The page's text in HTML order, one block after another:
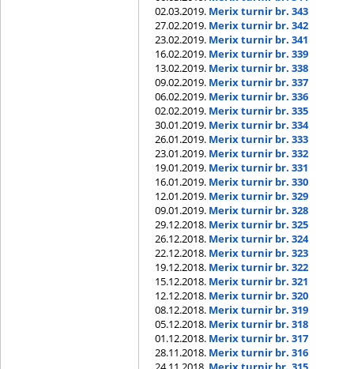
02.03.2019. Merix turnir br. 343
27.02.2019. Merix turnir br. 342
23.02.2019. Merix turnir br. 341
16.02.2019. Merix turnir br. 339
13.02.2019. Merix turnir br. 338
09.02.2019. Merix turnir br. 337
06.02.2019. Merix turnir br. 336
02.02.2019. Merix turnir br. 335
30.01.2019. Merix turnir br. 334
26.01.2019. Merix turnir br. 333
23.01.2019. Merix turnir br. 332
19.01.2019. Merix turnir br. 331
16.01.2019. Merix turnir br. 330
12.01.2019. Merix turnir br. 329
09.01.2019. Merix turnir br. 328
29.12.2018. Merix turnir br. 325
26.12.2018. Merix turnir br. 324
22.12.2018. Merix turnir br. 323
19.12.2018. Merix turnir br. 322
15.12.2018. Merix turnir br. 321
12.12.2018. Merix turnir br. 320
08.12.2018. Merix turnir br. 319
05.12.2018. Merix turnir br. 318
01.12.2018. Merix turnir br. 317
28.11.2018. Merix turnir br. 316